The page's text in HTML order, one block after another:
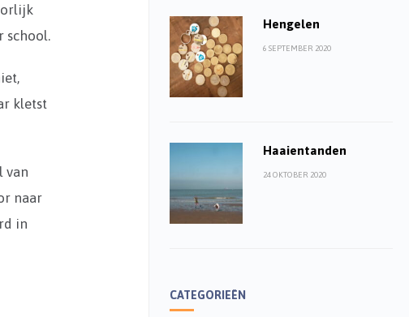
school.
kletst
van
naar
in
Hengelen
6 SEPTEMBER 2020
Haaientanden
24 OKTOBER 2020
CATEGORIEËN